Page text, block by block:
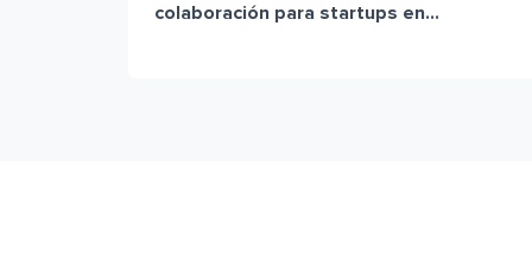
colaboración para startups en...